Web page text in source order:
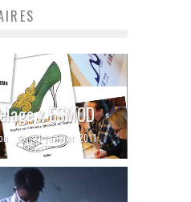
x ESMOD
31 janvier 2011